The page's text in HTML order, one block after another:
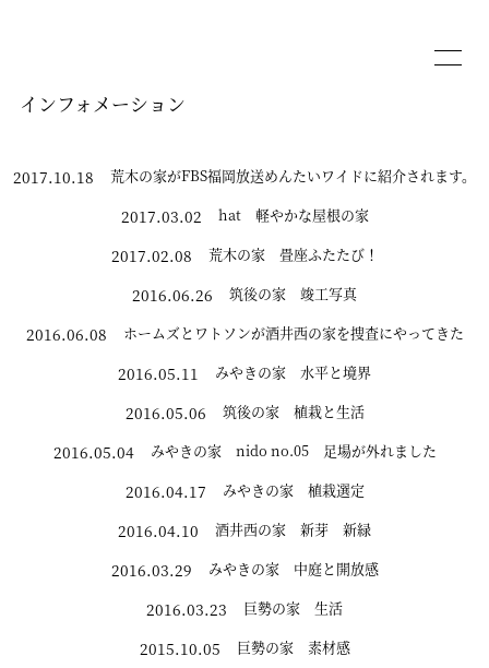
インフォメーション
2017.10.18 荒木の家がFBS福岡放送めんたいワイドに紹介されます。
2017.03.02 hat 軽やかな屋根の家
2017.02.08 荒木の家 畳座ふたたび！
2016.06.26 筑後の家 竣工写真
2016.06.08 ホームズとワトソンが酒井西の家を捜査にやってきた
2016.05.11 みやきの家 水平と境界
2016.05.06 筑後の家 植栽と生活
2016.05.04 みやきの家 nido no.05 足場が外れました
2016.04.17 みやきの家 植栽選定
2016.04.10 酒井西の家 新芽 新緑
2016.03.29 みやきの家 中庭と開放感
2016.03.23 巨勢の家 生活
2015.10.05 巨勢の家 素材感